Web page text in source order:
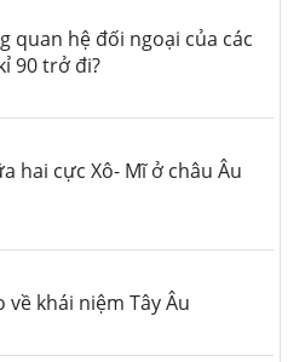
quan hệ đối ngoại của các
90 trở đi?
hai cực Xô- Mĩ ở châu Âu
khái niệm Tây Âu